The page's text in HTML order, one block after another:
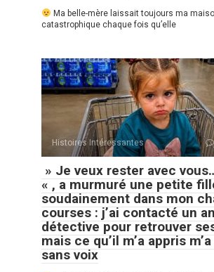
Ma belle-mère laissait toujours ma
catastrophique chaque fois qu’elle
Histoires Intéressantes
» Je veux rester avec
« , a murmuré une petite
soudainement dans mon
courses : j’ai contacté un
détective pour retrouver
mais ce qu’il m’a appris
sans voix